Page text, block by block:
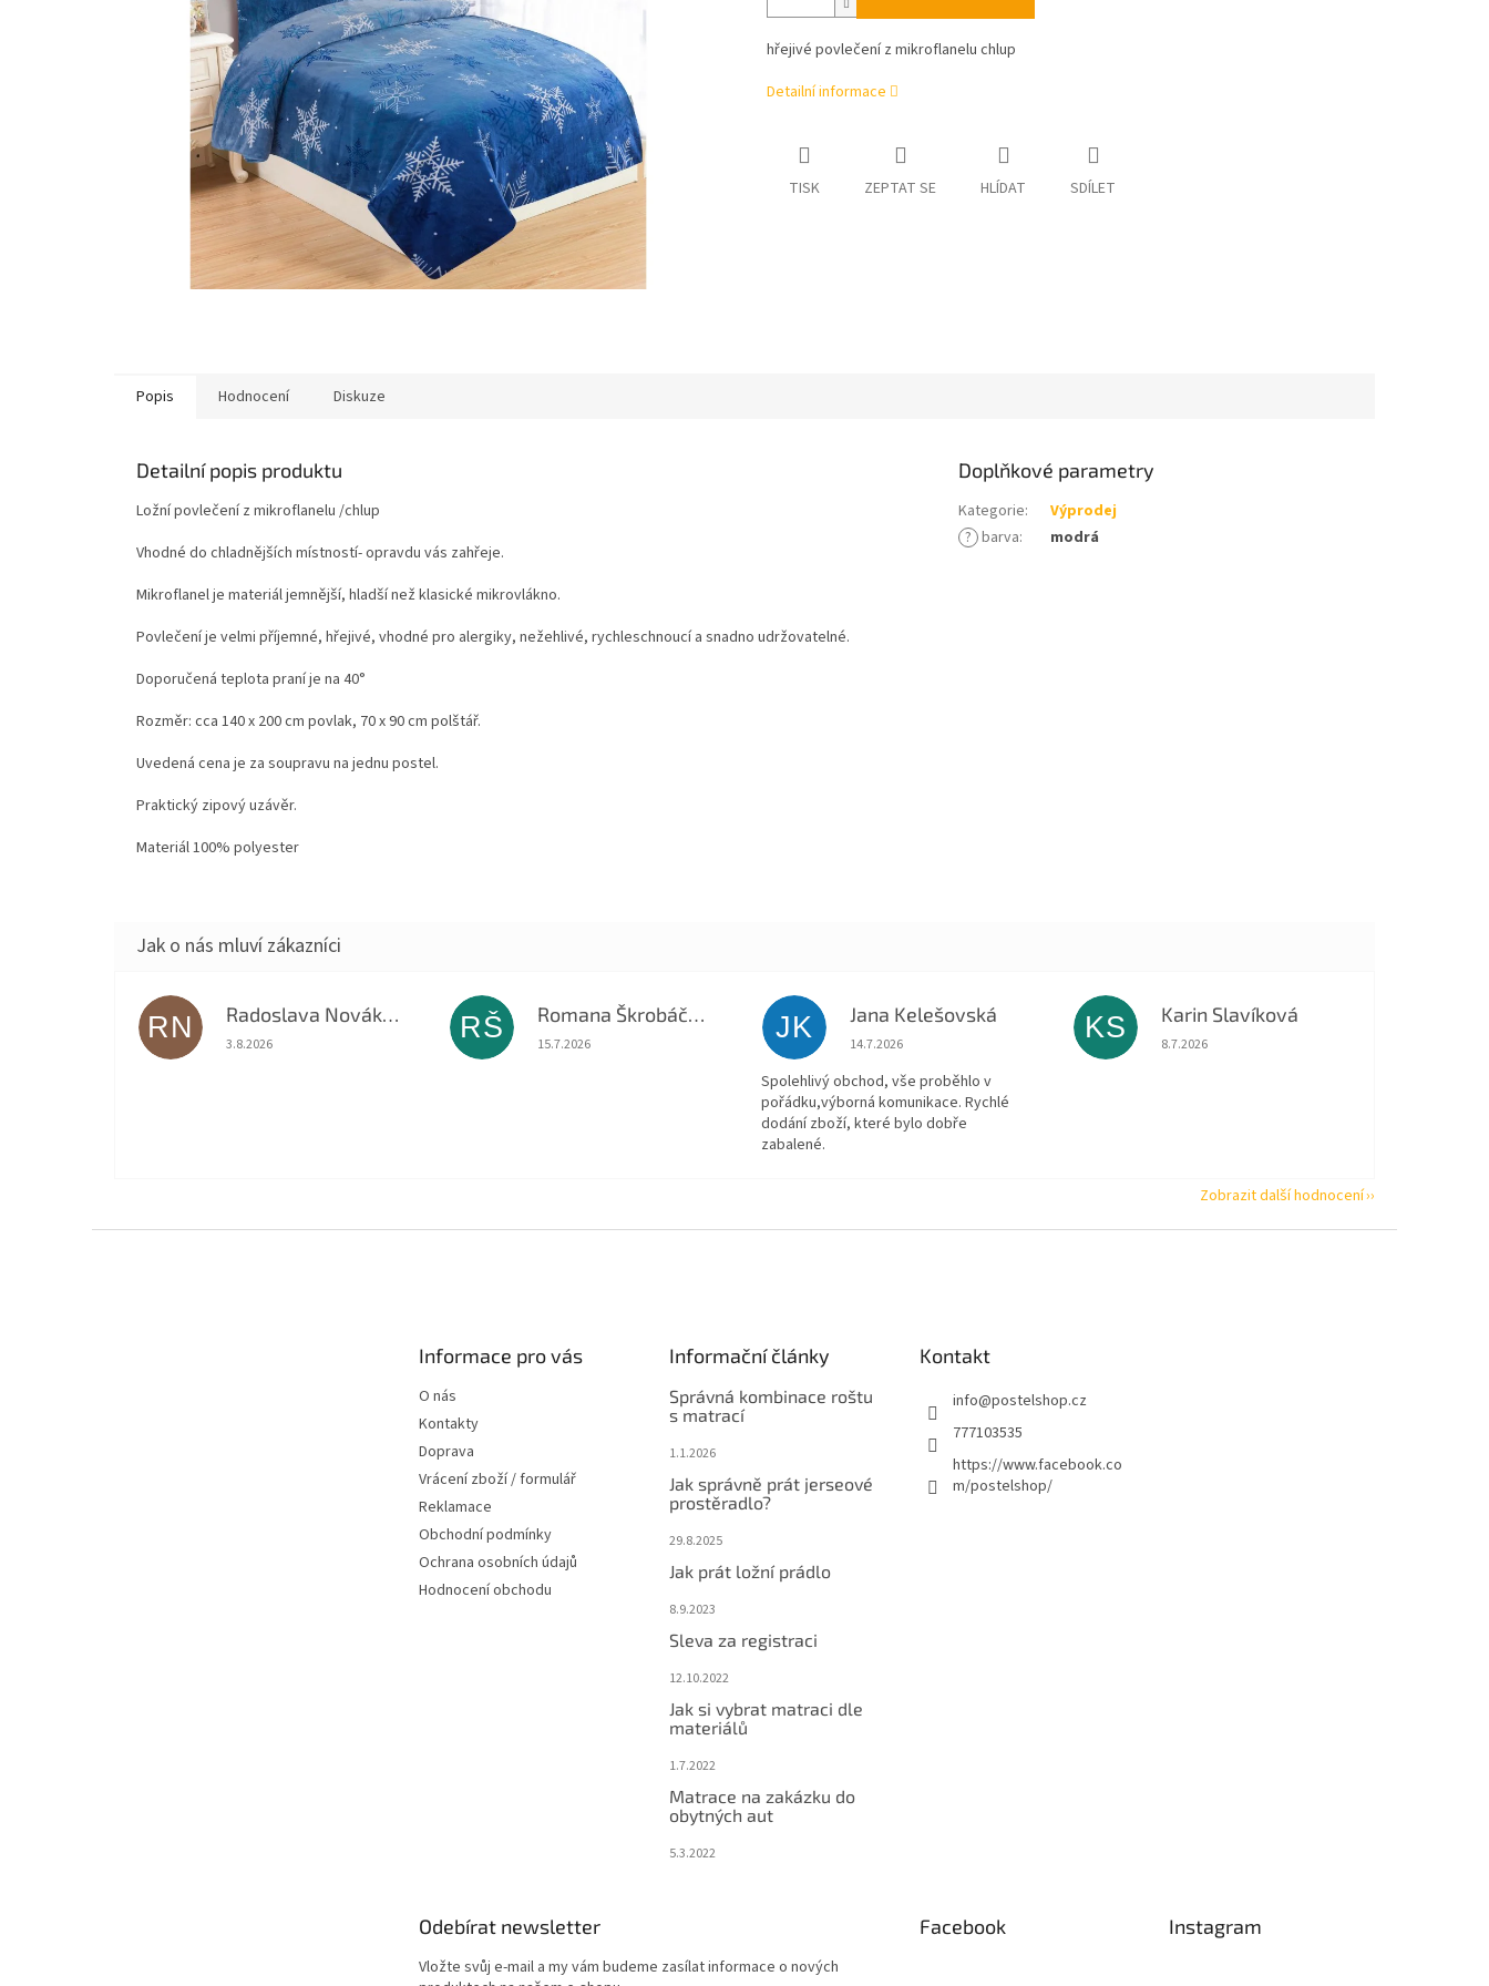
hřejivé povlečení z mikroflanelu chlup
Detailní informace
TISK ZEPTAT SE HLÍDAT SDÍLET
Popis Hodnocení Diskuze
Detailní popis produktu
Ložní povlečení z mikroflanelu /chlup
Vhodné do chladnějších místností- opravdu vás zahřeje.
Mikroflanel je materiál jemnější, hladší než klasické mikrovlákno.
Povlečení je velmi příjemné, hřejivé, vhodné pro alergiky, nežehlivé, rychleschnoucí a snadno udržovatelné.
Doporučená teplota praní je na 40°
Rozměr: cca 140 x 200 cm povlak, 70 x 90 cm polštář.
Uvedená cena je za soupravu na jednu postel.
Praktický zipový uzávěr.
Materiál 100% polyester
Doplňkové parametry
Kategorie:
Výprodej
? barva: modrá
RN Radoslava Nováková
Hodnocení obchodu je 5 z 5 hvězdiček.
3.8.2026
RŠ Romana Škrobáčková
Hodnocení obchodu je 5 z 5 hvězdiček.
15.7.2026
JK Jana Kelešovská
Hodnocení obchodu je 5 z 5 hvězdiček.
14.7.2026
Spolehlivý obchod, vše proběhlo v
pořádku,výborná komunikace. Rychlé
dodání zboží, které bylo dobře
zabalené.
KS Karin Slavíková
Hodnocení obchodu je 5 z 5 hvězdiček.
8.7.2026
Zobrazit další hodnocení
Informace pro vás
O nás
Kontakty
Doprava
Vrácení zboží / formulář
Reklamace
Obchodní podmínky
Ochrana osobních údajů
Hodnocení obchodu
Informační články
Správná kombinace roštu
s matrací
1.1.2026
Jak správně prát jerseové
prostěradlo?
29.8.2025
Jak prát ložní prádlo
8.9.2023
Sleva za registraci
12.10.2022
Jak si vybrat matraci dle
materiálů
1.7.2022
Matrace na zakázku do
obytných aut
5.3.2022
Kontakt
info@postelshop.cz
777103535
https://www.facebook.co
m/postelshop/
Odebírat newsletter
Vložte svůj e-mail a my vám budeme zasílat informace o nových
Facebook Instagram